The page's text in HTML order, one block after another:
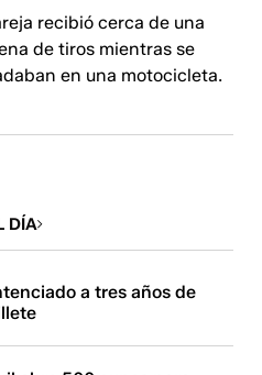
recibió cerca de una
de tiros mientras se
en una motocicleta.
DÍA
a tres años de